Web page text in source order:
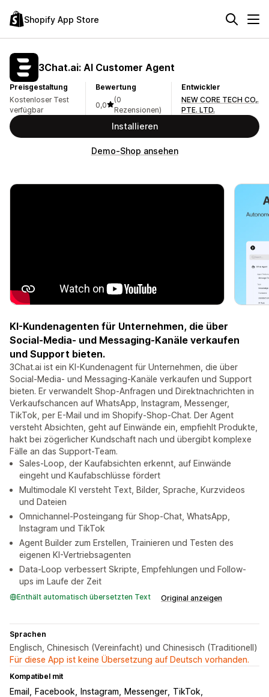
Shopify App Store
3Chat.ai: AI Customer Agent
Preisgestaltung
Kostenloser Test
verfügbar
Bewertung
0,0
(0
Rezensionen)
Entwickler
NEW CORE TECH CO,.
PTE. LTD.
Installieren
Demo-Shop ansehen
KI-Kundenagenten für Unternehmen, die über
Social-Media- und Messaging-Kanäle verkaufen
und Support bieten.
3Chat.ai ist ein KI-Kundenagent für Unternehmen, die über
Social-Media- und Messaging-Kanäle verkaufen und Support
bieten. Er verwandelt Shop-Anfragen und Direktnachrichten in
Verkaufschancen auf WhatsApp, Instagram, Messenger,
TikTok, per E-Mail und im Shopify-Shop-Chat. Der Agent
versteht Absichten, geht auf Einwände ein, empfiehlt Produkte,
hakt bei zögerlicher Kundschaft nach und übergibt komplexe
Fälle an das Support-Team.
Sales-Loop, der Kaufabsichten erkennt, auf Einwände
eingeht und Kaufabschlüsse fördert
Multimodale KI versteht Text, Bilder, Sprache, Kurzvideos
und Dateien
Omnichannel-Posteingang für Shop-Chat, WhatsApp,
Instagram und TikTok
Agent Builder zum Erstellen, Trainieren und Testen des
eigenen KI-Vertriebsagenten
Data-Loop verbessert Skripte, Empfehlungen und Follow-
ups im Laufe der Zeit
Enthält automatisch übersetzten Text Original anzeigen
Sprachen
Englisch, Chinesisch (Vereinfacht) und Chinesisch (Traditionell)
Für diese App ist keine Übersetzung auf Deutsch vorhanden.
Kompatibel mit
Email Facebook Instagram Messenger TikTok